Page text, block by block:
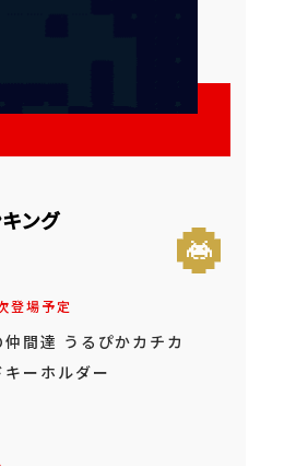
ング
登場予定
間達 うるぴかカチカ
ーホルダー